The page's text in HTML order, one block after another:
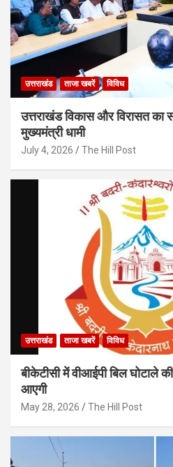
उत्तराखंड ताजा खबरें विविध
उत्तराखंड विकास और विरासत का
मुख्यमंत्री धामी
July 4, 2026 The Hill Post
उत्तराखंड ताजा खबरें विविध
बीकेटीसी में वीआईपी बिल घोटाले
आएगी
May 28, 2026 The Hill Post